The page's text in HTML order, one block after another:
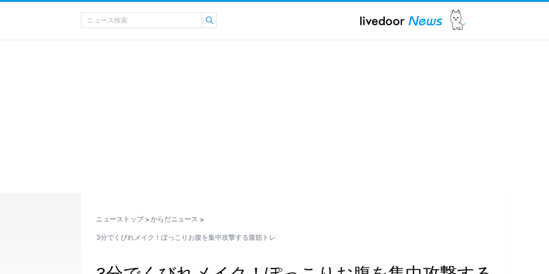
ニューストップ > からだニュース >
3分でくびれメイク！ぽっこりお腹を集中攻撃する腹筋トレ